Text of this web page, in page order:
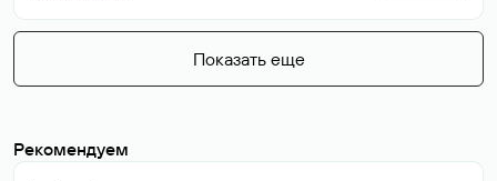
Показать еще
Рекомендуем